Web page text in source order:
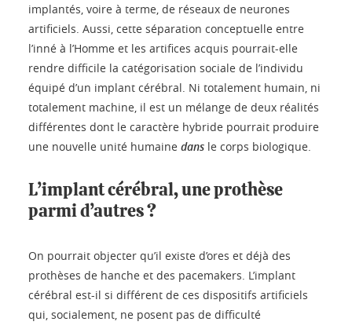
implantés, voire à terme, de réseaux de neurones
artificiels. Aussi, cette séparation conceptuelle entre
l’inné à l’Homme et les artifices acquis pourrait-elle
rendre difficile la catégorisation sociale de l’individu
équipé d’un implant cérébral. Ni totalement humain, ni
totalement machine, il est un mélange de deux réalités
différentes dont le caractère hybride pourrait produire
une nouvelle unité humaine dans le corps biologique.
L’implant cérébral, une prothèse
parmi d’autres ?
On pourrait objecter qu’il existe d’ores et déjà des
prothèses de hanche et des pacemakers. L’implant
cérébral est-il si différent de ces dispositifs artificiels
qui, socialement, ne posent pas de difficulté